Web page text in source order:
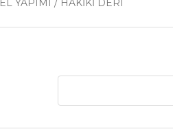
EL YAPIMI / HAKİKİ DERİ